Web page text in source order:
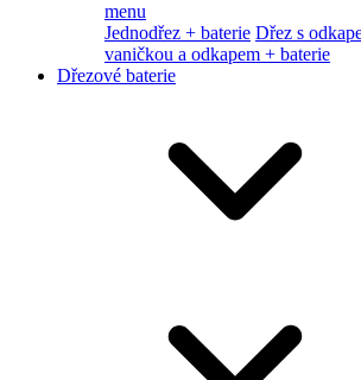
menu
Jednodřez + baterie Dřez s
vaničkou a odkapem + baterie
Dřezové baterie